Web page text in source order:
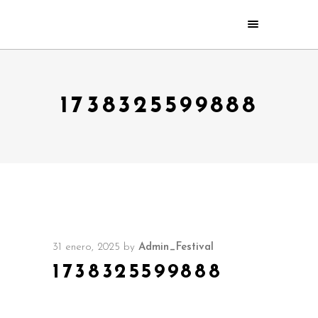
1738325599888
31 enero, 2025 by Admin_Festival
1738325599888